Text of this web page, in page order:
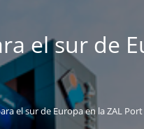
el sur de
el sur de Europa en la ZAL Port